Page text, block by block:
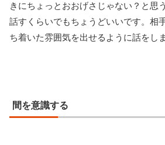
きにちょっとおおげさじゃない？と思
話すくらいでもちょうどいいです。相
ち着いた雰囲気を出せるように話をし
間を意識する